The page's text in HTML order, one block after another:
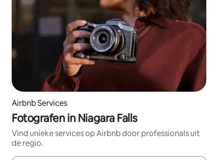
Airbnb Services
Fotografen in Niagara Falls
Vind unieke services op Airbnb door professionals uit
de regio.